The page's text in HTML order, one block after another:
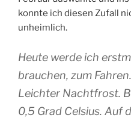
konnte ich diesen Zufall
unheimlich.
Heute werde ich
brauchen, zum
Leichter Nachtfrost.
0,5 Grad Celsius. Auf